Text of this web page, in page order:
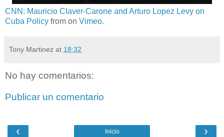
CNN: Mauricio Claver-Carone and Arturo Lopez Levy on
Cuba Policy from on Vimeo.
Tony Martinez at 18:32
No hay comentarios:
Publicar un comentario
‹ ›
Inicio